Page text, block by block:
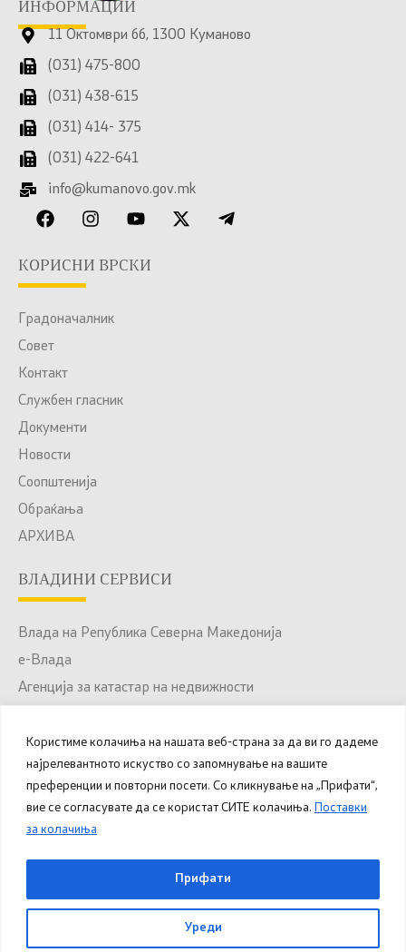
Користиме колачиња на нашата веб-страна за да ви го дадеме
најрелевантното искуство со запомнување на вашите
преференции и повторни посети. Со кликнување на „Прифати“,
вие се согласувате да се користат СИТЕ колачиња. Поставки
за колачиња
Уреди
Прифати
ИНФОРМАЦИИ
11 Октомври бб, 1300 Куманово
(031) 475-800
(031) 438-615
(031) 414- 375
(031) 422-641
info@kumanovo.gov.mk
КОРИСНИ ВРСКИ
Градоначалник
Совет
Контакт
Службен гласник
Документи
Новости
Соопштенија
Обраќања
АРХИВА
ВЛАДИНИ СЕРВИСИ
Влада на Република Северна Македонија
е-Влада
Агенција за катастар на недвижности
Портал за отворени податоци
Национален Портал за е-Услуги
© 2025 – 2026 Општина Куманово. Сите права
Министерство за дигитална